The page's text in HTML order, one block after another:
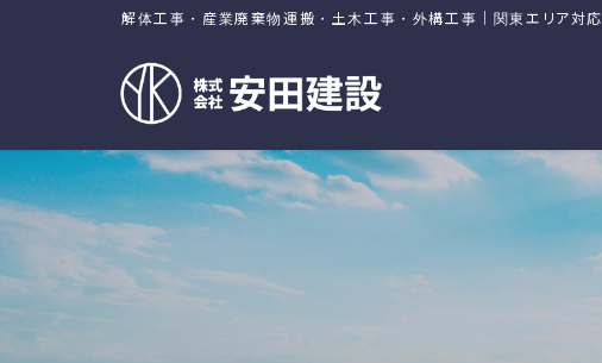
に
移
動
ョ
ン
に
動
解体工事・産業廃棄物運搬・土木工事・外構工事｜関東エリア対応